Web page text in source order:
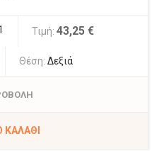
Τιμή: 43,25 €
Θέση: Δεξιά
ΚΑΛΆΘΙ